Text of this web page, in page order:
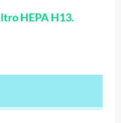
HEPA H13.